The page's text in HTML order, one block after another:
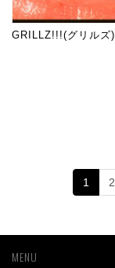
GRILLZ!!!(グリルズ)
1 2
MENU